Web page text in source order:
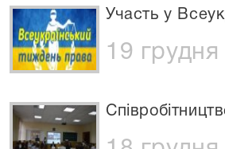
Участь у
19